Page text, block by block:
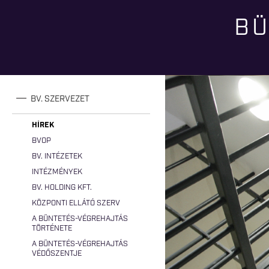
BV. SZERVEZET
HÍREK
BVOP
BV. INTÉZETEK
INTÉZMÉNYEK
BV. HOLDING KFT.
KÖZPONTI ELLÁTÓ SZERV
A BÜNTETÉS-VÉGREHAJTÁS
TÖRTÉNETE
A BÜNTETÉS-VÉGREHAJTÁS
VÉDŐSZENTJE